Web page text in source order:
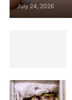
July 24, 2026